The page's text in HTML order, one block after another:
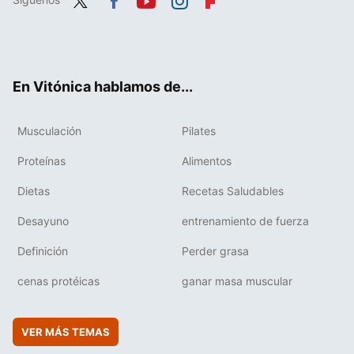
En Vitónica hablamos de...
Musculación Pilates
Proteínas Alimentos
Dietas Recetas Saludables
Desayuno entrenamiento de fuerza
Definición Perder grasa
cenas protéicas ganar masa muscular
VER MÁS TEMAS